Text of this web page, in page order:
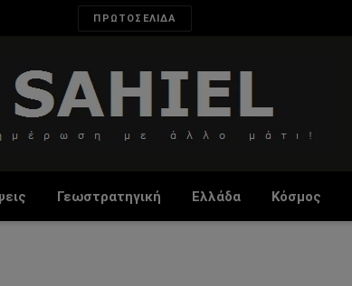
ΠΡΩΤΟΣΕΛΙΔΑ
Γεωστρατηγική Ελλάδα Κόσμος